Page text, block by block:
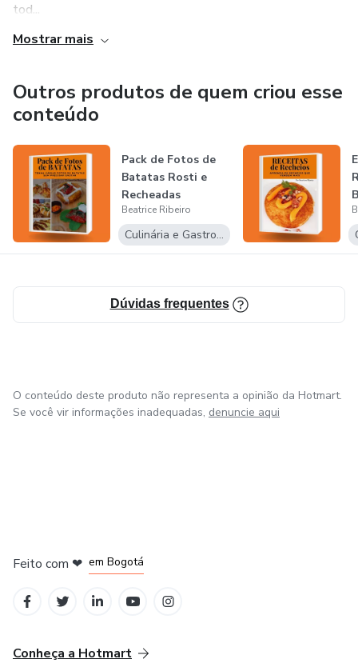
tod...
Mostrar mais
Outros produtos de quem criou esse
conteúdo
Pack de Fotos de
Batatas Rosti e
Recheadas
Beatrice Ribeiro
Culinária e Gastronomia
Dúvidas frequentes
O conteúdo deste produto não representa a opinião da Hotmart.
Se você vir informações inadequadas, denuncie aqui
Feito com ❤ em Bogotá
Conheça a Hotmart